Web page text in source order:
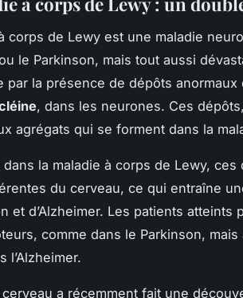
corps de Lewy est une maladie
le Parkinson, mais tout aussi
par la présence de dépôts anormaux
, dans les neurones. Ces
agrégats qui se forment dans la
dans la maladie à corps de Lewy,
du cerveau, ce qui entraîne
et d’Alzheimer. Les patients
comme dans le Parkinson,
l’Alzheimer.
a récemment fait une